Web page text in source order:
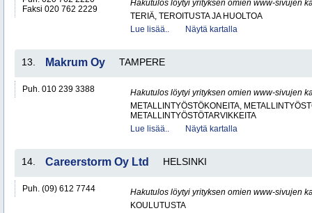
Faksi 020 762 2229
Hakutulos löytyi yrityksen omien www-sivujen
TERIÄ, TEROITUSTA JA HUOLTOA
Lue lisää..
Näytä kartalla
13. Makrum Oy TAMPERE
Puh. 010 239 3388
Hakutulos löytyi yrityksen omien www-sivujen
METALLINTYÖSTÖKONEITA,
METALLINTYÖSTÖTARVIKKEITA
Lue lisää..
Näytä kartalla
14. Careerstorm Oy Ltd HELSINKI
Puh. (09) 612 7744
Hakutulos löytyi yrityksen omien www-sivujen
KOULUTUSTA